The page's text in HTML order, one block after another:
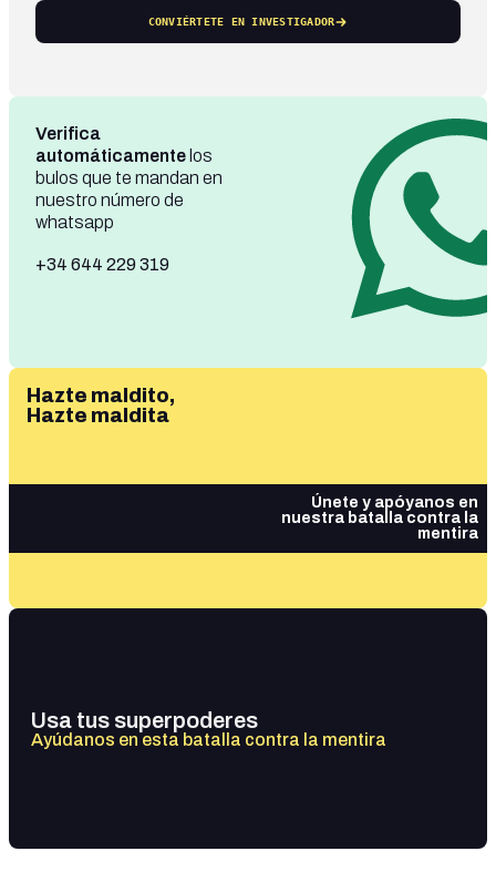
CONVIÉRTETE EN INVESTIGADOR
Verifica
automáticamente los
bulos que te mandan en
nuestro número de
whatsapp
+34 644 229 319
Hazte maldito,
Hazte maldita
Únete y apóyanos en
nuestra batalla contra la
mentira
Usa tus superpoderes
Ayúdanos en esta batalla contra la mentira